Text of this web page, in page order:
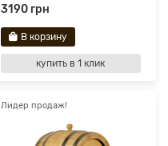
3190 грн
В корзину
купить в 1 клик
Лидер продаж!